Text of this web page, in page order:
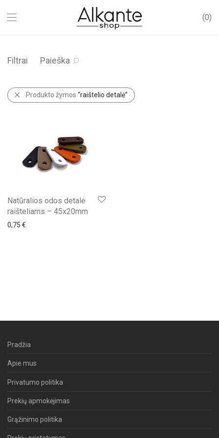
0
Filtrai Paieška
Produkto žymos “raištelio detalė”
Natūralios odos detalė
raišteliams – 45x20mm
0,75 €
Pradžia
Apie mus
Privatumo politika
Prekių apmokėjimas
Grąžinimo politika